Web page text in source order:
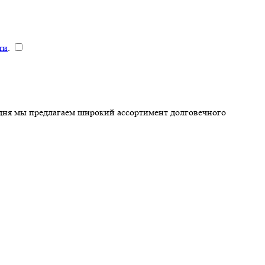
.
мы предлагаем широкий ассортимент долговечного